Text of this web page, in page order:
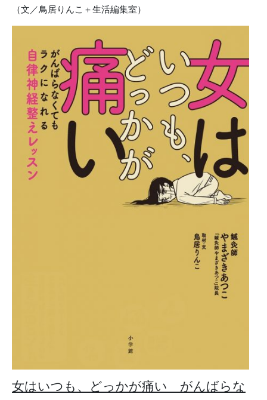
（文／鳥居りんこ＋生活編集室）
女はいつも、どっかが痛い がんばらな